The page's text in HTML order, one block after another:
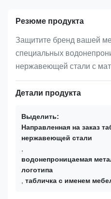
Резюме продукта
Защитите бренд вашей
специальных
нержавеющей стали с
Детали продукта
Выделить:
Направленная на заказ
нержавеющей стали
водонепроницаемая
логотипа
табличка с именем